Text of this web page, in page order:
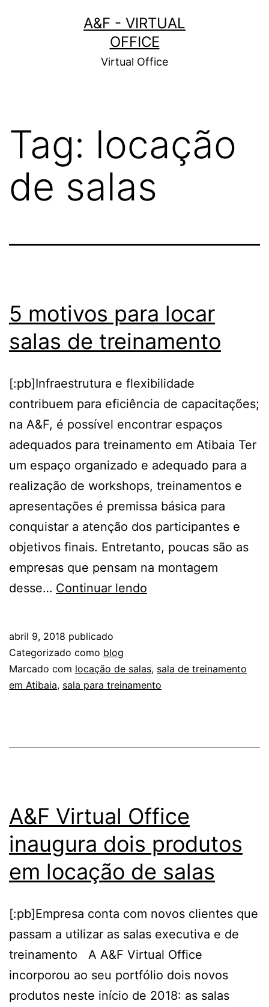
A&F - VIRTUAL
OFFICE
Virtual Office
Tag: locação
de salas
5 motivos para locar
salas de treinamento
[:pb]Infraestrutura e flexibilidade
contribuem para eficiência de capacitações;
na A&F, é possível encontrar espaços
adequados para treinamento em Atibaia Ter
um espaço organizado e adequado para a
realização de workshops, treinamentos e
apresentações é premissa básica para
conquistar a atenção dos participantes e
objetivos finais. Entretanto, poucas são as
empresas que pensam na montagem
desse… Continuar lendo
salas
de
abril 9, 2018 publicado
Categorizado como blog
Marcado com locação de salas, sala de treinamento
em Atibaia, sala para treinamento
A&F Virtual Office
inaugura dois produtos
em locação de salas
[:pb]Empresa conta com novos clientes que
passam a utilizar as salas executiva e de
treinamento A A&F Virtual Office
incorporou ao seu portfólio dois novos
produtos neste início de 2018: as salas